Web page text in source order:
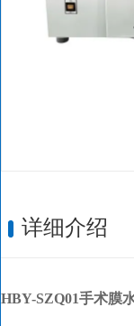
详细介绍
HBY-SZQ01手术膜